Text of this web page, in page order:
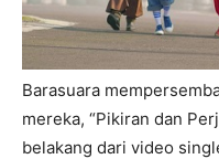
Barasuara
mereka, “Pikiran dan
belakang dari video